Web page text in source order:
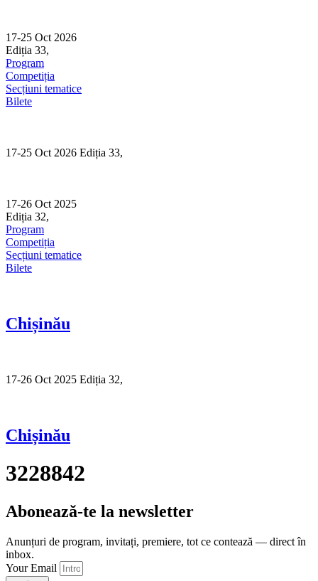
content
17-25 Oct 2026
Ediția 33,
Program
Competiția
Secțiuni tematice
Bilete
17-25 Oct 2026 Ediția 33,
17-26 Oct 2025
Ediția 32,
Program
Competiția
Secțiuni tematice
Bilete
Chișinău
17-26 Oct 2025 Ediția 32,
Chișinău
3228842
Abonează-te la newsletter
Anunțuri de program, invitați, premiere, tot ce contează — direct în
inbox.
Your Email